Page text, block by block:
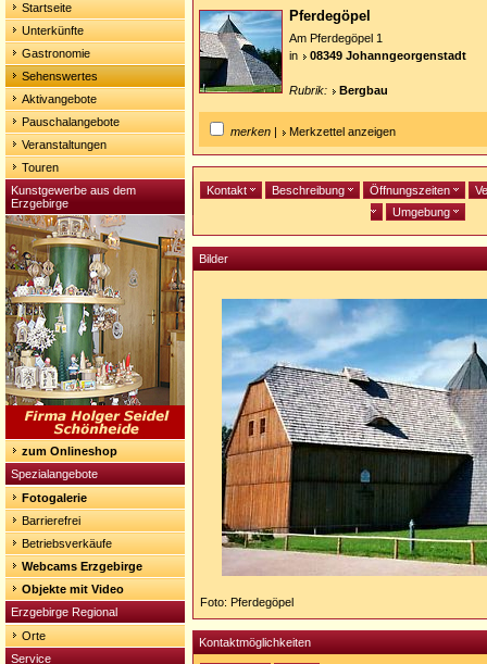
Startseite
Unterkünfte
Gastronomie
Sehenswertes
Aktivangebote
Pauschalangebote
Veranstaltungen
Touren
Kunstgewerbe aus dem
Erzgebirge
zum Onlineshop
Spezialangebote
Fotogalerie
Barrierefrei
Betriebsverkäufe
Webcams Erzgebirge
Objekte mit Video
Erzgebirge Regional
Orte
Service
Pferdegöpel
Am Pferdegöpel 1
in
08349 Johanngeorgenstadt
Rubrik: Bergbau
merken | Merkzettel anzeigen
Kontakt Beschreibung Öffnungszeiten
Umgebung
Bilder
Foto: Pferdegöpel
Kontaktmöglichkeiten